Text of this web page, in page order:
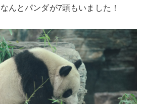
んとパンダが7頭もいました！